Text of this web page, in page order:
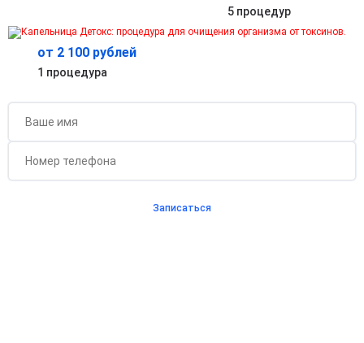
от 2 100 рублей
1 процедура
5 процедур
Бесплатная консультация для новых клиентов
при проведении процедуры
Записаться